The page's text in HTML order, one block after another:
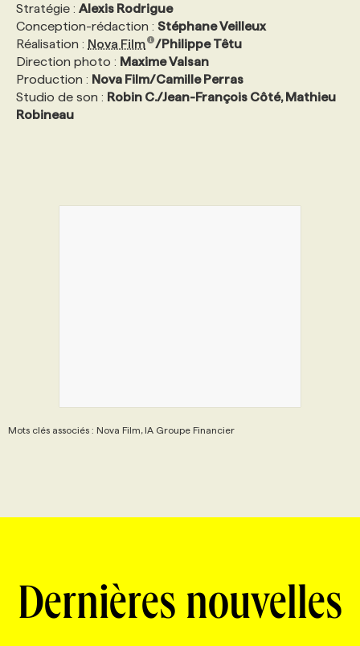
Stratégie : Alexis Rodrigue
Conception-rédaction : Stéphane Veilleux
Réalisation : Nova Film
/Philippe Têtu
Direction photo : Maxime Valsan
Production : Nova Film/Camille Perras
Studio de son : Robin C./Jean-François Côté, Mathieu
Robineau
Mots clés associés : Nova Film, IA Groupe Financier
Dernières nouvelles